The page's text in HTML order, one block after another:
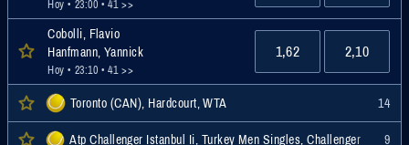
Hoy • 23:00 • 41 >>
Cobolli, Flavio
Hanfmann, Yannick
Hoy • 23:10 • 41 >>
1,62 2,10
Toronto (CAN), Hardcourt, WTA 14
Atp Challenger Istanbul Ii, Turkey Men Singles, Challenger 9